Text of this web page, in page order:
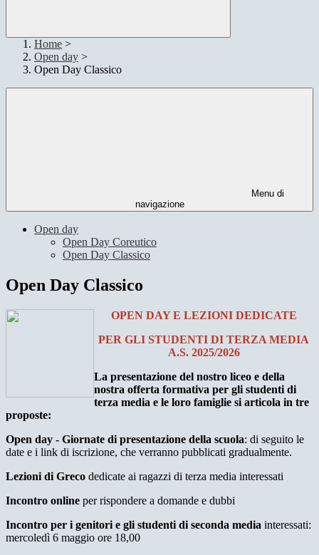
Home >
Open day >
Open Day Classico
Menu di
navigazione
Open day
Open Day Coreutico
Open Day Classico
Open Day Classico
OPEN DAY E LEZIONI DEDICATE
PER GLI STUDENTI DI TERZA MEDIA
A.S. 2025/2026
La presentazione del nostro liceo e della
nostra offerta formativa per gli studenti di
terza media e le loro famiglie si articola in tre
proposte:
Open day - Giornate di presentazione della scuola: di seguito le
date e i link di iscrizione, che verranno pubblicati gradualmente.
Lezioni di Greco dedicate ai ragazzi di terza media interessati
Incontro online per rispondere a domande e dubbi
Incontro per i genitori e gli studenti di seconda media interessati:
mercoledì 6 maggio ore 18,00